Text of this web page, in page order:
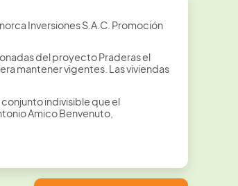
Inversiones S.A.C. Promoción
del proyecto Praderas el
mantener vigentes. Las viviendas
conjunto indivisible que el
Amico Benvenuto,